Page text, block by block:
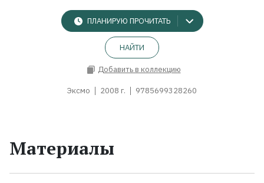
ПЛАНИРУЮ ПРОЧИТАТЬ
НАЙТИ
Добавить в коллекцию
Эксмо 2008 г. 9785699328260
Материалы